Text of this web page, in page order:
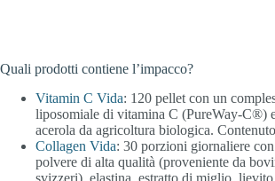
Quali prodotti contiene l’impacco?
Vitamin C Vida: 120 pellet con un
liposomiale di vitamina C (PureWay-C®)
acerola da agricoltura biologica.
Collagen Vida: 30 porzioni giornaliere
polvere di alta qualità (proveniente da
svizzeri), elastina, estratto di miglio,